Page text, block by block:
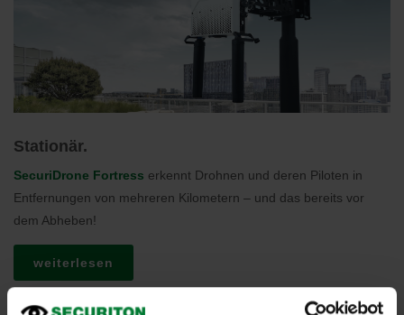
Stationär.
SecuriDrone Fortress erkennt Drohnen und deren Piloten in
Entfernungen von mehreren Kilometern – und das bereits vor
dem Abheben!
weiterlesen